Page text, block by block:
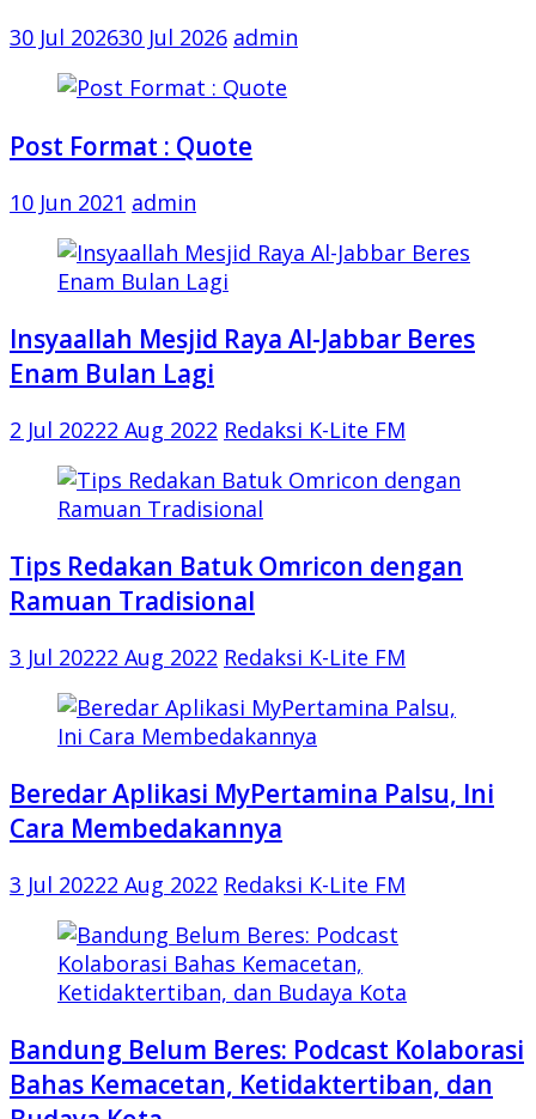
30 Jul 202630 Jul 2026 admin
Post Format : Quote
10 Jun 2021 admin
Insyaallah Mesjid Raya Al-Jabbar Beres
Enam Bulan Lagi
2 Jul 20222 Aug 2022 Redaksi K-Lite FM
Tips Redakan Batuk Omricon dengan
Ramuan Tradisional
3 Jul 20222 Aug 2022 Redaksi K-Lite FM
Beredar Aplikasi MyPertamina Palsu, Ini
Cara Membedakannya
3 Jul 20222 Aug 2022 Redaksi K-Lite FM
Bandung Belum Beres: Podcast Kolaborasi
Bahas Kemacetan, Ketidaktertiban, dan